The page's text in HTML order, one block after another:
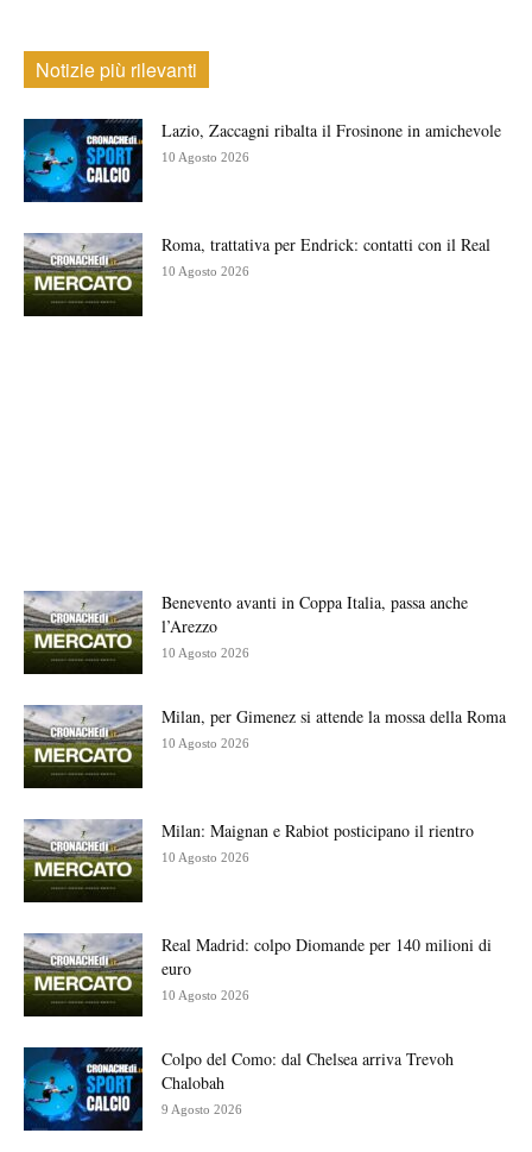
Notizie più rilevanti
Lazio, Zaccagni ribalta il Frosinone in amichevole
10 Agosto 2026
Roma, trattativa per Endrick: contatti con il Real
10 Agosto 2026
Benevento avanti in Coppa Italia, passa anche
l’Arezzo
10 Agosto 2026
Milan, per Gimenez si attende la mossa della Roma
10 Agosto 2026
Milan: Maignan e Rabiot posticipano il rientro
10 Agosto 2026
Real Madrid: colpo Diomande per 140 milioni di
euro
10 Agosto 2026
Colpo del Como: dal Chelsea arriva Trevoh
Chalobah
9 Agosto 2026